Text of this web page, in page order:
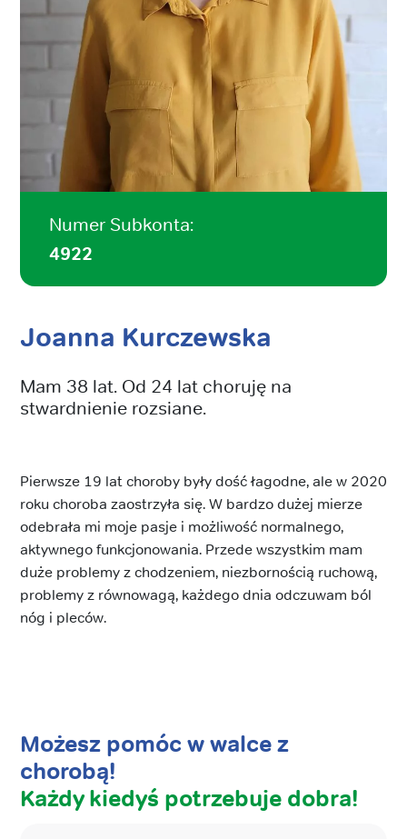
Numer Subkonta:
4922
Joanna Kurczewska
Mam 38 lat. Od 24 lat choruję na
stwardnienie rozsiane.
Pierwsze 19 lat choroby były dość łagodne, ale w 2020
roku choroba zaostrzyła się. W bardzo dużej mierze
odebrała mi moje pasje i możliwość normalnego,
aktywnego funkcjonowania. Przede wszystkim mam
duże problemy z chodzeniem, niezbornością ruchową,
problemy z równowagą, każdego dnia odczuwam ból
nóg i pleców.
Możesz pomóc w walce z
chorobą!
Każdy kiedyś potrzebuje dobra!